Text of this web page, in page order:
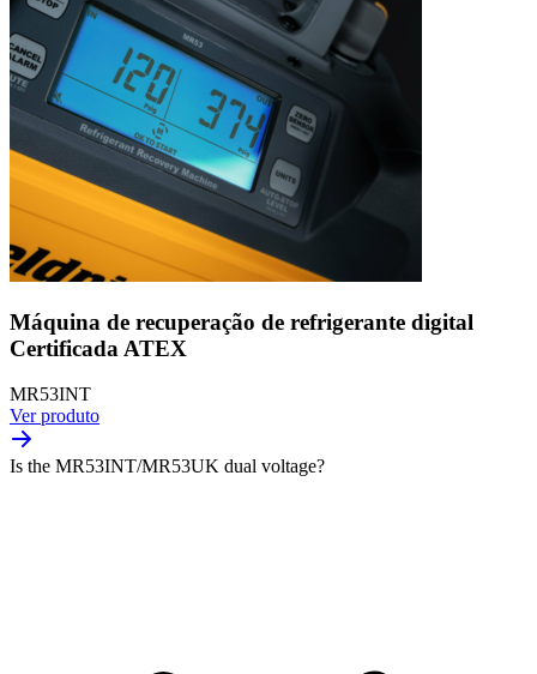
Máquina de recuperação de refrigerante digital
Certificada ATEX
MR53INT
Ver produto
Is the MR53INT/MR53UK dual voltage?